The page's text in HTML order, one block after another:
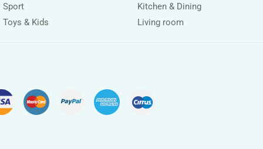
Sport
Toys & Kids
Kitchen & Dining
Living room